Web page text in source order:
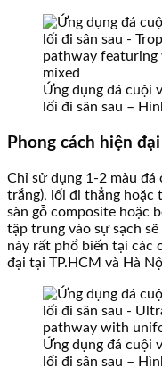
Ứng dụng đá cuội
lối đi sân sau –
Phong cách hiện
Chỉ sử dụng 1-2 màu đá
trắng), lối đi thẳng hoặc
sàn gỗ composite hoặc
tập trung vào sự sạch
này rất phổ biến tại các
đại tại TP.HCM và Hà
Ứng dụng đá cuội
lối đi sân sau –